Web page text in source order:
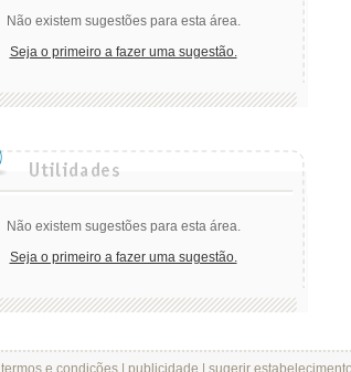
Não existem sugestões para esta área.
Seja o primeiro a fazer uma sugestão.
Não existem sugestões para esta área.
Seja o primeiro a fazer uma sugestão.
termos e condições| publicidade sugerir estabelecimento